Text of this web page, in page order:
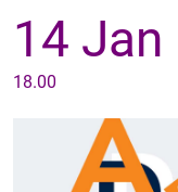
14 Jan
18.00